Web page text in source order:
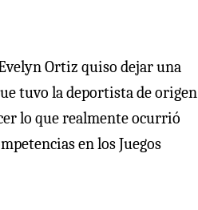
Ortiz quiso dejar una
tuvo la deportista de origen
lo que realmente ocurrió
en los Juegos